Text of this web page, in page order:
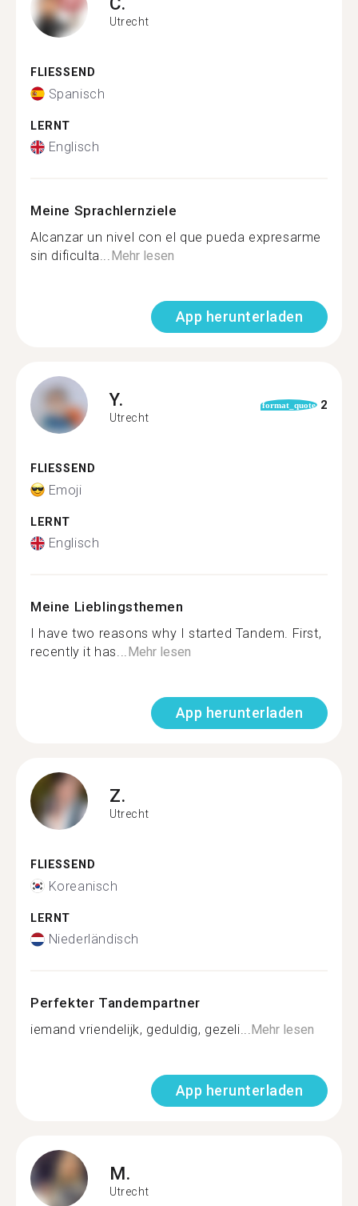
Utrecht
FLIESSEND
Spanisch
LERNT
Englisch
Meine Sprachlernziele
Alcanzar un nivel con el que pueda expresarme
sin dificulta...Mehr lesen
App herunterladen
Y.
Utrecht
format_quote 2
FLIESSEND
Emoji
LERNT
Englisch
Meine Lieblingsthemen
I have two reasons why I started Tandem. First,
recently it has...Mehr lesen
App herunterladen
Z.
Utrecht
FLIESSEND
Koreanisch
LERNT
Niederländisch
Perfekter Tandempartner
iemand vriendelijk, geduldig, gezeli...Mehr lesen
App herunterladen
M.
Utrecht